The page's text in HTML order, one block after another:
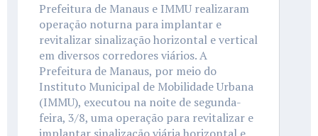
Prefeitura de Manaus e IMMU realizaram
operação noturna para implantar e
revitalizar sinalização horizontal e vertical
em diversos corredores viários. A
Prefeitura de Manaus, por meio do
Instituto Municipal de Mobilidade Urbana
(IMMU), executou na noite de segunda-
feira, 3/8, uma operação para revitalizar e